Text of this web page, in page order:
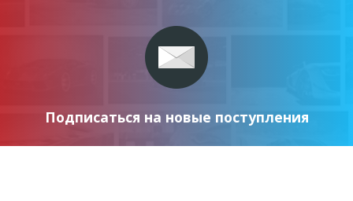
Подписаться на новые поступления